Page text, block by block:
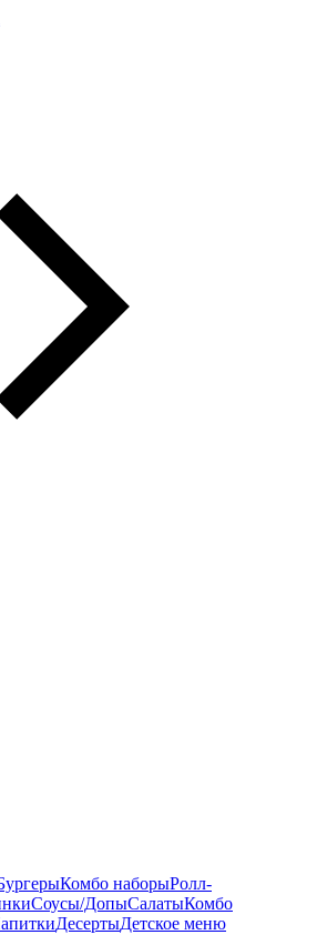
Комбо наборыРолл-
Соусы/ДопыСалатыКомбо
ДесертыДетское меню